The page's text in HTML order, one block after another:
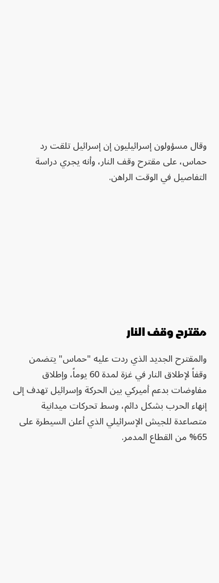
وقال مسؤولون إسرائيليون إن إسرائيل تلقت رد
حماس، على مقترح وقف النار، وأنه يجري دراسة
التفاصيل في الوقت الراهن.
مقترح وقف النار
والمقترح الجديد الذي ردت عليه "حماس" يتضمن
وقفاً لإطلاق النار في غزة لمدة 60 يوماً، وإطلاق
مفاوضات بدعم أميركي بين الحركة وإسرائيل تهدف إلى
إنهاء الحرب بشكل دائم، وسط تحركات ميدانية
متصاعدة للجيش الإسرائيلي الذي أعلن السيطرة على
65% من القطاع المدمر.